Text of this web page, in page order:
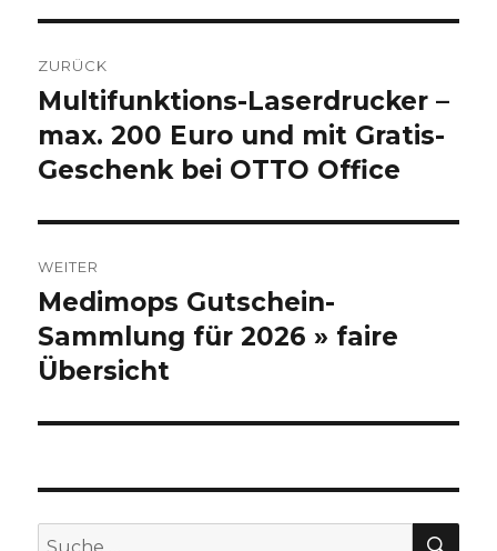
ZURÜCK
Vorheriger
Beitrag:
Multifunktions-Laserdrucker –
max. 200 Euro und mit Gratis-
Geschenk bei OTTO Office
WEITER
Nächster
Beitrag:
Medimops Gutschein-
Sammlung für 2026 » faire
Übersicht
Suche